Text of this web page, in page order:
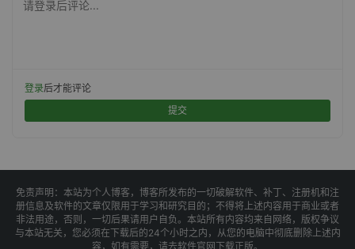
请登录后评论...
登录后才能评论
提交
免责声明：本站为个人博客，博客所发布的一切破解软件、补丁、注册机和注
册信息及软件的文章仅限用于学习和研究目的；不得将上述内容用于商业或者
非法用途，否则，一切后果请用户自负。本站所有内容均来自网络，版权争议
与本站无关，您必须在下载后的24个小时之内，从您的电脑中彻底删除上述内
容，如有需要，请去软件官网下载正版。